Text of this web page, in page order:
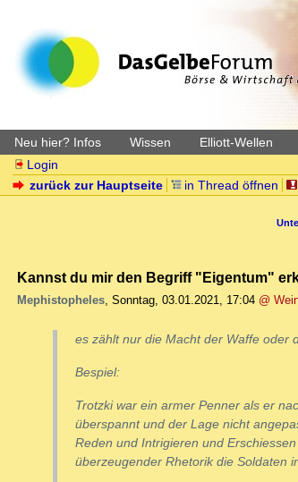
Neu hier? Infos Wissen Elliott-Wellen
Login
zurück zur Hauptseite
in Thread öffnen
Kannst du mir den Begriff "Eigentum"
Mephistopheles, Sonntag, 03.01.2021, 17:04 @
es zählt nur die Macht der Waffe oder
Bespiel:
Trotzki war ein armer Penner als er
überspannt und der Lage nicht
Reden und Intrigieren und
überzeugender Rhetorik die Soldaten